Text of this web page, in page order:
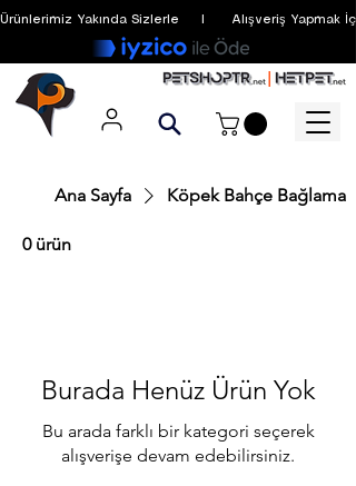
Ürünlerimiz Yakında Sizlerle     I      Alışveriş
Ana Sayfa Köpek Bahçe Bağlama
0 ürün
Burada Henüz Ürün Yok
Bu arada farklı bir kategori seçerek
alışverişe devam edebilirsiniz.